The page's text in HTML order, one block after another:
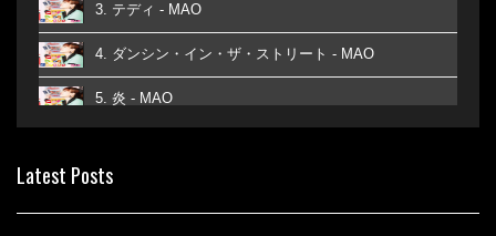
3. テディ - MAO
4. ダンシン・イン・ザ・ストリート - MAO
5. 炎 - MAO
7. ベストフレンド - MAO
Latest Posts